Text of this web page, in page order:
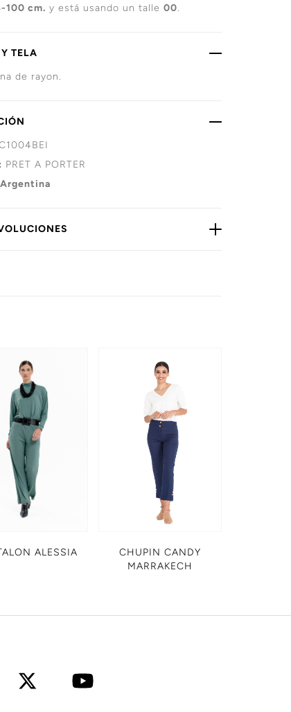
100 cm. y está usando un talle 00.
TELA
de rayon.
PRET A PORTER
ALESSIA
CHUPIN CANDY
MARRAKECH